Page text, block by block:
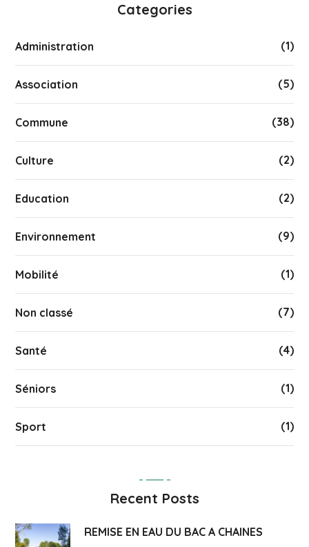
Categories
Administration (1)
Association (5)
Commune (38)
Culture (2)
Education (2)
Environnement (9)
Mobilité (1)
Non classé (7)
Santé (4)
Séniors (1)
Sport (1)
Recent Posts
REMISE EN EAU DU BAC A CHAINES